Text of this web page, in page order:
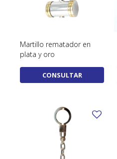
Martillo rematador en
plata y oro
CONSULTAR